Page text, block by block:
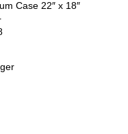
Case 22″ x 18″